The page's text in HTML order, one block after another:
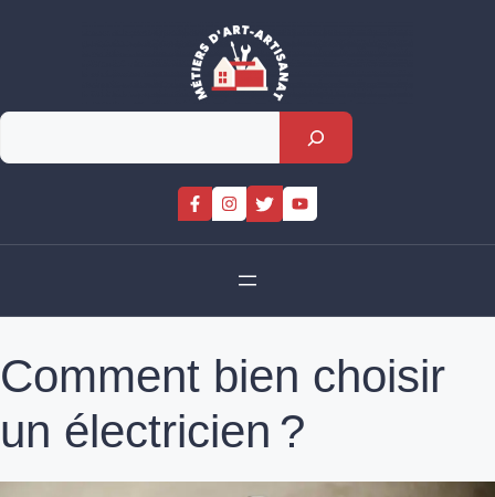
Rechercher
Comment bien choisir
un électricien ?